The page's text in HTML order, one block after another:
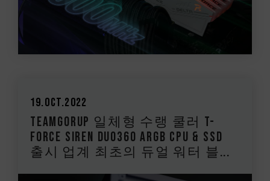
19.Oct.2022
TEAMGORUP 일체형 수랭 쿨러 T-
FORCE SIREN DUO360 ARGB CPU & SSD
출시 업계 최초의 듀얼 워터 블...